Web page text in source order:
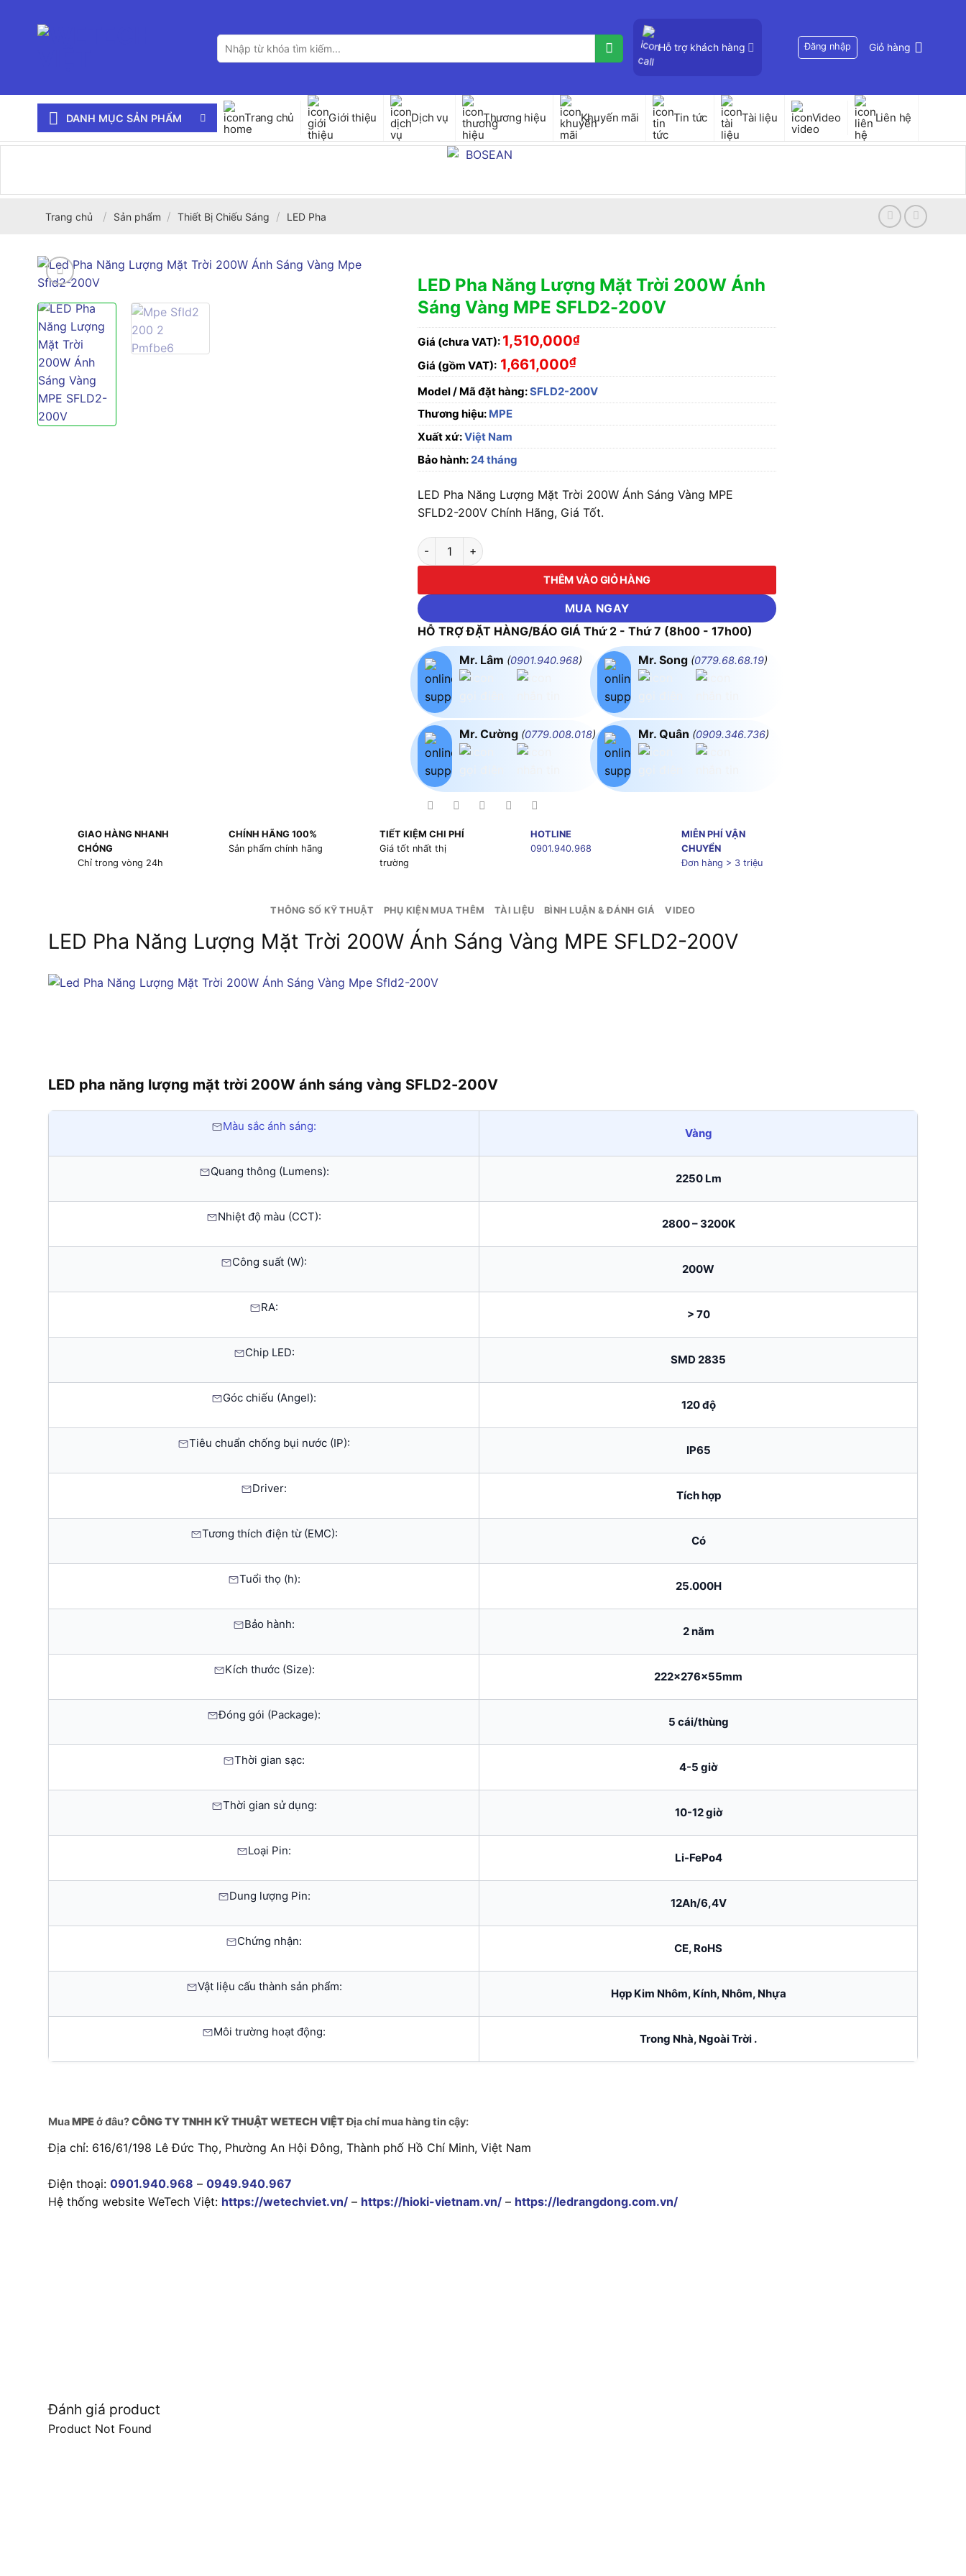
Tìm
kiếm:
Hỗ trợ khách hàng Đăng nhập Giỏ hàng
DANH MỤC SẢN PHẨM Trang chủ Giới thiệu Dịch vụ Thương hiệu Khuyến mãi Tin tức Tài liệu Video Liên hệ
Trang chủ / Sản phẩm / Thiết Bị Chiếu Sáng / LED Pha
LED Pha Năng Lượng Mặt Trời 200W Ánh
Sáng Vàng MPE SFLD2-200V
Giá (chưa VAT): 1,510,000₫
Giá (gồm VAT): 1,661,000₫
Model / Mã đặt hàng:SFLD2-200V
Thương hiệu: MPE
Xuất xứ:Việt Nam
Bảo hành:24 tháng
LED Pha Năng Lượng Mặt Trời 200W Ánh Sáng Vàng MPE
SFLD2-200V Chính Hãng, Giá Tốt.
LED Pha Năng Lượng Mặt Trời 200W Ánh Sáng Vàng MPE SFLD2-200V số lượng
THÊM VÀO GIỎ HÀNG
MUA NGAY
HỖ TRỢ ĐẶT HÀNG/BÁO GIÁ Thứ 2 - Thứ 7 (8h00 - 17h00)
Mr. Lâm (0901.940.968)
Mr. Cường (0779.008.018)
Mr. Song (0779.68.68.19)
Mr. Quân (0909.346.736)
GIAO HÀNG NHANH
CHÓNG
Chỉ trong vòng 24h
CHÍNH HÃNG 100%
Sản phẩm chính hãng
TIẾT KIỆM CHI PHÍ
Giá tốt nhất thị
trường
HOTLINE
0901.940.968
MIỄN PHÍ VẬN
CHUYỂN
Đơn hàng > 3 triệu
THÔNG SỐ KỸ THUẬT PHỤ KIỆN MUA THÊM TÀI LIỆU BÌNH LUẬN & ĐÁNH GIÁ VIDEO
LED Pha Năng Lượng Mặt Trời 200W Ánh Sáng Vàng MPE SFLD2-200V
LED pha năng lượng mặt trời 200W ánh sáng vàng SFLD2-200V
Màu sắc ánh sáng:
Vàng
Quang thông (Lumens):
2250 Lm
Nhiệt độ màu (CCT):
2800 – 3200K
Công suất (W):
200W
RA:
> 70
Chip LED:
SMD 2835
Góc chiếu (Angel):
120 độ
Tiêu chuẩn chống bụi nước (IP):
IP65
Driver:
Tích hợp
Tương thích điện từ (EMC):
Có
Tuổi thọ (h):
25.000H
Bảo hành:
2 năm
Kích thước (Size):
222x276x55mm
Đóng gói (Package):
5 cái/thùng
Thời gian sạc:
4-5 giờ
Thời gian sử dụng:
10-12 giờ
Loại Pin:
Li-FePo4
Dung lượng Pin:
12Ah/6,4V
Chứng nhận:
CE, RoHS
Vật liệu cấu thành sản phẩm:
Hợp Kim Nhôm, Kính, Nhôm, Nhựa
Môi trường hoạt động:
Trong Nhà, Ngoài Trời .
MuaMPEở đâu?CÔNG TY TNHH KỸ THUẬT WETECH VIỆTĐịa chỉ mua hàng tin cậy:
Địa chỉ: 616/61/198 Lê Đức Thọ, Phường An Hội Đông, Thành phố Hồ Chí Minh, Việt Nam
Điện thoại: 0901.940.968 – 0949.940.967
Hệ thống website WeTech Việt: https://wetechviet.vn/ – https://hioki-vietnam.vn/ – https://ledrangdong.com.vn/
Đánh giá product
Product Not Found